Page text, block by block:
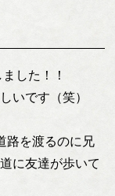
した！！
いです（笑）
路を渡るのに兄
に友達が歩いて